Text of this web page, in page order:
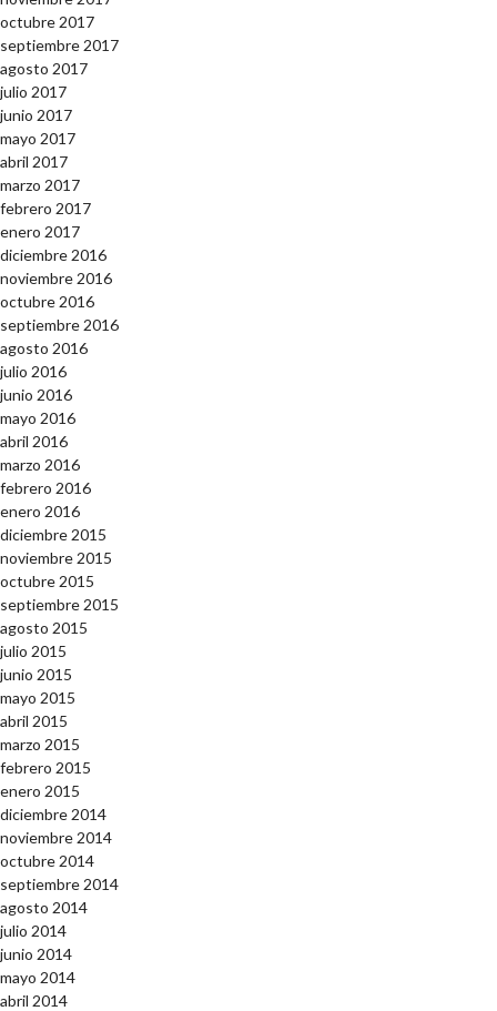
octubre 2017
septiembre 2017
agosto 2017
julio 2017
junio 2017
mayo 2017
abril 2017
marzo 2017
febrero 2017
enero 2017
diciembre 2016
noviembre 2016
octubre 2016
septiembre 2016
agosto 2016
julio 2016
junio 2016
mayo 2016
abril 2016
marzo 2016
febrero 2016
enero 2016
diciembre 2015
noviembre 2015
octubre 2015
septiembre 2015
agosto 2015
julio 2015
junio 2015
mayo 2015
abril 2015
marzo 2015
febrero 2015
enero 2015
diciembre 2014
noviembre 2014
octubre 2014
septiembre 2014
agosto 2014
julio 2014
junio 2014
mayo 2014
abril 2014